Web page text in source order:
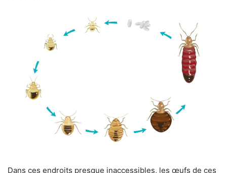
Dans ces endroits presque inaccessibles, les œufs de ces